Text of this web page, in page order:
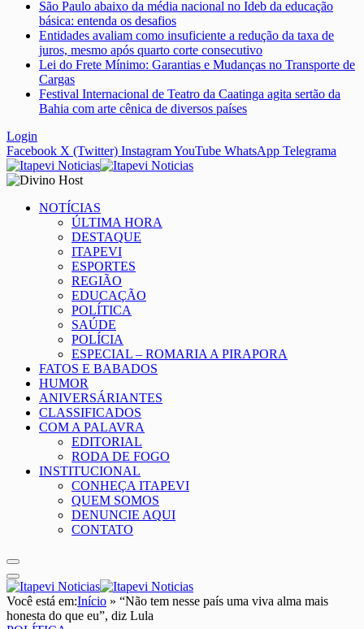
São Paulo abaixo da média nacional no Ideb da educação
básica: entenda os desafios
Entidades avaliam como insuficiente a redução da taxa de
juros, mesmo após quarto corte consecutivo
Lei do Frete Mínimo: Garantias e Mudanças no Transporte de
Cargas
Festival Internacional de Teatro da Caatinga agita sertão da
Bahia com arte cênica de diversos países
Login
Facebook X (Twitter) InstagramYouTube WhatsApp Telegrama
NOTÍCIAS
ÚLTIMA HORA
DESTAQUE
ITAPEVI
ESPORTES
REGIÃO
EDUCAÇÃO
POLÍTICA
SAÚDE
POLÍCIA
ESPECIAL – ROMARIA A PIRAPORA
FATOS E BABADOS
HUMOR
ANIVERSÁRIANTES
CLASSIFICADOS
COM A PALAVRA
EDITORIAL
RODA DE FOGO
INSTITUCIONAL
CONHEÇA ITAPEVI
QUEM SOMOS
DENUNCIE AQUI
CONTATO
Você está em:Início » “Não tem nesse país uma viva alma mais
honesta do que eu”, diz Lula